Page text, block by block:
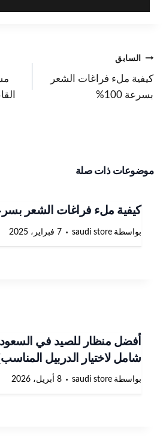
السابق
كيفية ملء فراغات الشعر
بسرعة 100%
موضوعات ذات صلة
كيفية ملء فراغات الشعر بسرعة
بواسطة saudi store 7 فبراير، 2025
شامل لاختيار الدربيل
بواسطة saudi store 8 أبريل، 2026